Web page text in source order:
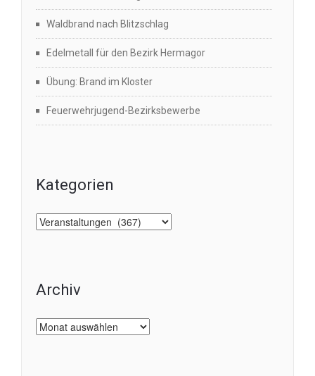
Waldbrand nach Blitzschlag
Edelmetall für den Bezirk Hermagor
Übung: Brand im Kloster
Feuerwehrjugend-Bezirksbewerbe
Kategorien
Kategorien
Archiv
Archiv